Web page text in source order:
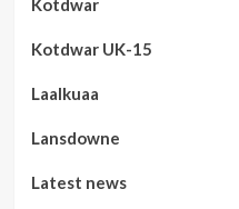
Kotdwar
Kotdwar UK-15
Laalkuaa
Lansdowne
Latest news